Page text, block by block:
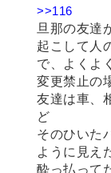
>>116
旦那の友達
起こして人
で、よくよ
変更禁止の
友達は車、
ど
そのひいた
ように見え
酔っ払って